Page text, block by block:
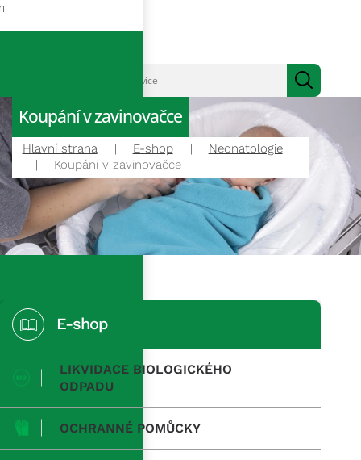
Koupání v zavinovačce
Hlavní strana E-shop
Neonatologie
Koupání v zavinovačce
E-shop
LIKVIDACE BIOLOGICKÉHO
ODPADU
OCHRANNÉ POMŮCKY